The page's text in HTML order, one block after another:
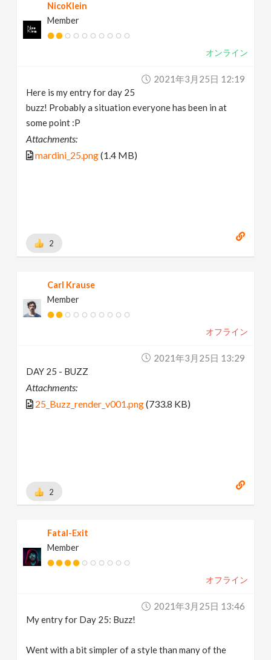
NicoKlein
Member
オンライン
2021年3月25日 12:19
Here is my entry for day 25
buzz! Probably a situation everyone has been in at
some point :P
Attachments:
mardini_25.png(1.4 MB)
2
Carl Krause
Member
オフライン
2021年3月25日 13:29
DAY 25 - BUZZ
Attachments:
25_Buzz_render_v001.png(733.8 KB)
2
Fatal-Exit
Member
オフライン
2021年3月25日 13:46
My entry for Day 25: Buzz!
Went with a bit simpler of a style than many of the